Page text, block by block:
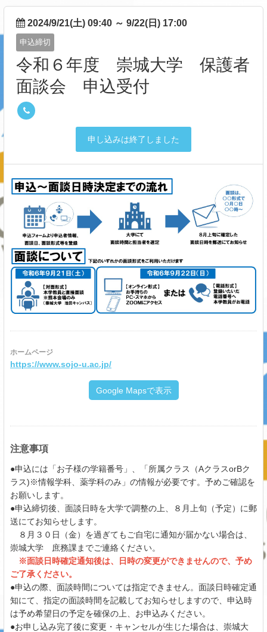
2024/9/21(土) 09:40 ～ 9/22(日) 17:00
申込締切
令和６年度 崇城大学 保護者
面談会 申込受付
申し込みは終了しました
ホームページ
https://www.sojo-u.ac.jp/
Google Mapsで表示
注意事項
●申込には「お子様の学籍番号」、「所属クラス（AクラスorBク
ラス)※情報学科、薬学科のみ」の情報が必要です。予めご確認を
お願いします。
●申込締切後、面談日時を大学で調整の上、８月上旬（予定）に郵
送にてお知らせします。
８月３０日（金）を過ぎてもご自宅に通知が届かない場合は、
崇城大学 庶務課までご連絡ください。
※面談日時確定通知後は、日時の変更ができませんので、予め
ご了承ください。
●申込の際、面談時間については指定できません。面談日時確定通
知にて、指定の面談時間を記載してお知らせしますので、申込時
は予め希望日の予定を確保の上、お申込みください。
●お申し込み完了後に変更・キャンセルが生じた場合は、崇城大